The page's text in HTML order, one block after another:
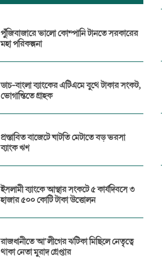
পুঁজিবাজারে ভালো কোম্পানি টানতে সরকারের
মহা পরিকল্পনা
ডাচ-বাংলা ব্যাংকের এটিএমে বুথে টাকার সংকট,
ভোগান্তিতে গ্রাহক
প্রস্তাবিত বাজেটে ঘাটতি মেটাতে বড় ভরসা
ব্যাংক ঋণ
ইসলামী ব্যাংকে আস্থার সংকটে ৫ কার্যদিবসে ৩
হাজার ৫০০ কোটি টাকা উত্তোলন
রাজধানীতে আ’লীগের ঝটিকা মিছিলে নেতৃত্বে
থাকা নেতা মুরাদ গ্রেপ্তার